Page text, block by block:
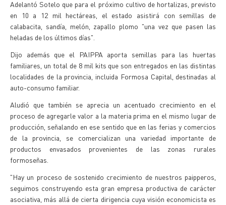
Adelantó Sotelo que para el próximo cultivo de hortalizas, previsto
en 10 a 12 mil hectáreas, el estado asistirá con semillas de
calabacita, sandía, melón, zapallo plomo "una vez que pasen las
heladas de los últimos días".
Dijo además que el PAIPPA aporta semillas para las huertas
familiares, un total de 8 mil kits que son entregados en las distintas
localidades de la provincia, incluida Formosa Capital, destinadas al
auto-consumo familiar.
Aludió que también se aprecia un acentuado crecimiento en el
proceso de agregarle valor a la materia prima en el mismo lugar de
producción, señalando en ese sentido que en las ferias y comercios
de la provincia, se comercializan una variedad importante de
productos envasados provenientes de las zonas rurales
formoseñas.
"Hay un proceso de sostenido crecimiento de nuestros paipperos,
seguimos construyendo esta gran empresa productiva de carácter
asociativa, más allá de cierta dirigencia cuya visión economicista es